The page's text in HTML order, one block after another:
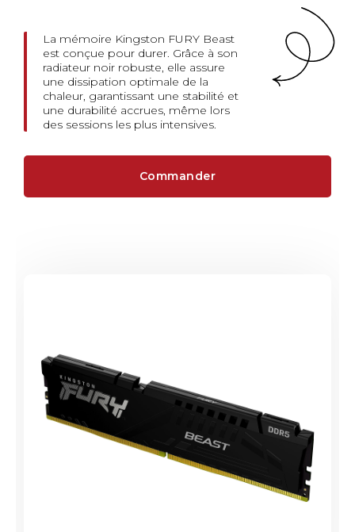
La mémoire Kingston FURY Beast
est conçue pour durer. Grâce à son
radiateur noir robuste, elle assure
une dissipation optimale de la
chaleur, garantissant une stabilité et
une durabilité accrues, même lors
des sessions les plus intensives.
Commander